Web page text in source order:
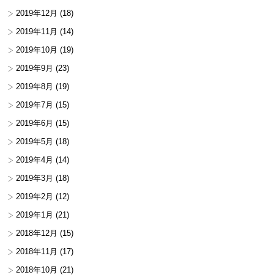
2019年12月 (18)
2019年11月 (14)
2019年10月 (19)
2019年9月 (23)
2019年8月 (19)
2019年7月 (15)
2019年6月 (15)
2019年5月 (18)
2019年4月 (14)
2019年3月 (18)
2019年2月 (12)
2019年1月 (21)
2018年12月 (15)
2018年11月 (17)
2018年10月 (21)